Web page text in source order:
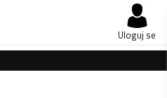
Uloguj se